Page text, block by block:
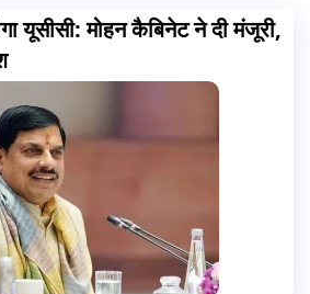
यूसीसी: मोहन कैबिनेट ने दी मंजूरी,